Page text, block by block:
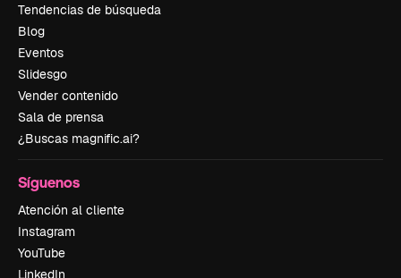
Tendencias de búsqueda
Blog
Eventos
Slidesgo
Vender contenido
Sala de prensa
¿Buscas magnific.ai?
Síguenos
Atención al cliente
Instagram
YouTube
LinkedIn